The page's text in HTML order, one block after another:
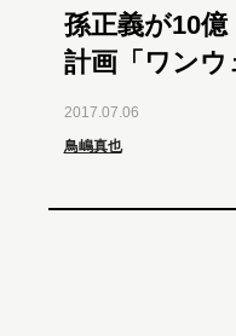
孫正義が10
計画「ワン
2017.07.06
鳥嶋真也